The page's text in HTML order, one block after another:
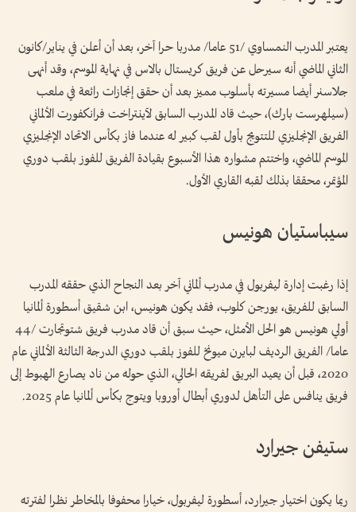
يعتبر المدرب النمساوي /51 عاما/ مدربا حرا آخر، بعد أن أعلن في يناير/كانون
الثاني الماضي أنه سيرحل عن فريق كريستال بالاس في نهاية الموسم، وقد أنهى
جلاسنر أيضا مسيرته بأسلوب مميز بعد أن حقق إنجازات رائعة في ملعب
(سيلهرست بارك)، حيث قاد المدرب السابق لآينتراخت فرانكفورت الألماني
الفريق الإنجليزي للتتويج بأول لقب كبير له عندما فاز بكأس الاتحاد الإنجليزي
الموسم الماضي، واختتم مشواره هذا الأسبوع بقيادة الفريق للفوز بلقب دوري
المؤتمر، محققا بذلك لقبه القاري الأول.
سيباستيان هونيس
إذا رغبت إدارة ليفربول في مدرب ألماني آخر بعد النجاح الذي حققه المدرب
السابق للفريق، يورجن كلوب، فقد يكون هونيس، ابن شقيق أسطورة ألمانيا
أولي هونيس هو الحل الأمثل، حيث سبق أن قاد مدرب فريق شتوتجارت /44
عاما/ الفريق الرديف لبايرن ميونخ للفوز بلقب دوري الدرجة الثالثة الألماني عام
2020، قبل أن يعيد البريق لفريقه الحالي، الذي حوله من ناد يصارع الهبوط إلى
فريق ينافس على التأهل لدوري أبطال أوروبا ويتوج بكأس ألمانيا عام 2025.
ستيفن جيرارد
ربما يكون اختيار جيرارد، أسطورة ليفربول، خيارا محفوفا بالمخاطر نظرا لفترته